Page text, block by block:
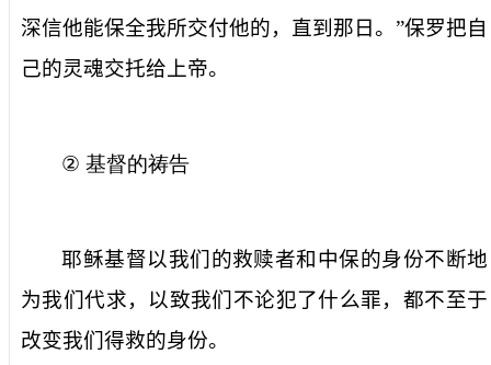
深信他能保全我所交付他的， 直到 那日。 ”保罗把自
己的灵魂交托给 上帝。
② 基督的祷告
耶稣基督以我们的救赎者和中保的身份不断地
为我们代求， 以致我们不论犯了什么罪， 都不至于
改变我们得救的身份。